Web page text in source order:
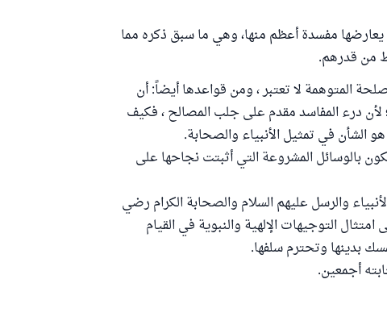
يعارضها مفسدة أعظم منها، وهي ما سبق ذكره مما
من قدرهم.
المتوهمة لا تعتبر ، ومن قواعدها أيضاً: أن
لأن درء المفاسد مقدم على جلب المصالح ، فكيف
الشأن في تمثيل الأنبياء والصحابة.
بالوسائل المشروعة التي أثبتت نجاحها على
والرسل عليهم السلام والصحابة الكرام رضي
التوجيهات الإلهية والنبوية في القيام
بدينها وتحترم سلفها.
أجمعين.